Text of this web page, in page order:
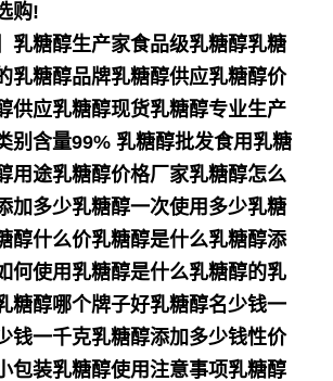
购!
乳糖醇生产家食品级乳糖醇乳糖
乳糖醇品牌乳糖醇供应乳糖醇价
供应乳糖醇现货乳糖醇专业生产
别含量99% 乳糖醇批发食用乳糖
用途乳糖醇价格厂家乳糖醇怎么
加多少乳糖醇一次使用多少乳糖
醇什么价乳糖醇是什么乳糖醇添
何使用乳糖醇是什么乳糖醇的乳
糖醇哪个牌子好乳糖醇名少钱一
钱一千克乳糖醇添加多少钱性价
包装乳糖醇使用注意事项乳糖醇